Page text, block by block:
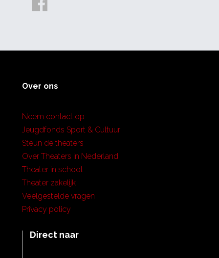
Over ons
Neem contact op
Jeugdfonds Sport & Cultuur
Steun de theaters
Over Theaters in Nederland
Theater in school
Theater zakelijk
Veelgestelde vragen
Privacy policy
Direct naar